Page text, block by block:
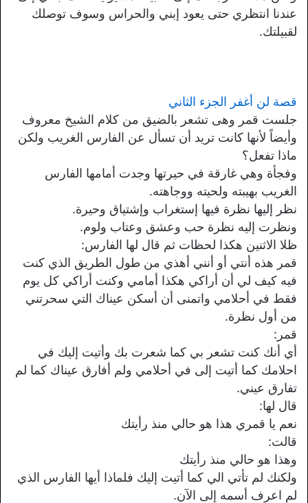
عندنا انتظري حتى يعود إبني والحراس وسوف توصلك
لقبيلتك.
قصة لن أغفر الجزء الثاني
جلست قمر وهى تشعر بالضيق من كلام الشيخ معروف
وأيضاً لأنها كانت تريد أن تسأل عن الفارس الغريب ولكن
ماذا تفعل؟
وفجأة وهي غارقة في حيرتها وجدت أمامها الفارس
الغريب بهيبته ولحيته ووجاهته.
نظر إليها نظرة فيها إستغراب وإشتياق وحيرة.
ونظرت إليه نظرة حب وعشق وعتاب ولوم.
ظلا الاثنين هكذا لحظات ثم قال لها الفارس:
قمر هذه أنتي أو أنني أهذي من طول الطريق الذي كنت
فيه كيف لي أن أراكي هكذا أمامي وكنت أراكي كل يوم
فقط في أحلامي واتمنى أن أسكن عيناك التي سحرتني
من أول نظرة.
قمر:
أي أنك كنت تشعر بي كما شعرت بك وأتيت إليك في
احلامك كما أتيت إلى في أحلامي ولم أفارق عيناك كما لم
تفارق عيني.
قال لها:
نعم يا قمري هذا هو حالي منذ رأيتك
قالت:
وهذا هو حالي منذ رأيتك
ولكنك لم تأتي الي كما أتيت إليك فلماذا أيها الفارس الذي
لم اعرف أسمه إلى الآن.